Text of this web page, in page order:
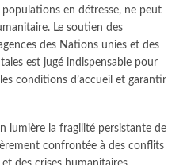
populations en détresse, ne peut
Le soutien des
des Nations unies et des
est jugé indispensable pour
conditions d’accueil et garantir
lumière la fragilité persistante de
confrontée à des conflits